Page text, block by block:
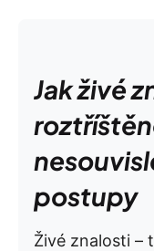
Jak živé
postupy
Živé znalosti –